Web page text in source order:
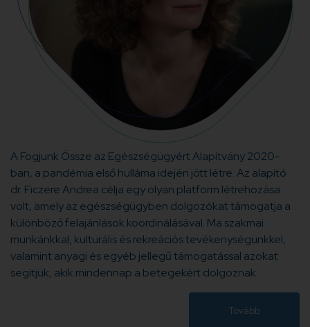
A Fogjunk Össze az Egészségügyért Alapítvány 2020-
ban, a pandémia első hulláma idején jött létre. Az alapító
dr. Ficzere Andrea célja egy olyan platform létrehozása
volt, amely az egészségügyben dolgozókat támogatja a
különböző felajánlások koordinálásával. Ma szakmai
munkánkkal, kulturális és rekreációs tevékenységünkkel,
valamint anyagi és egyéb jellegű támogatással azokat
segítjük, akik mindennap a betegekért dolgoznak.
Tovább